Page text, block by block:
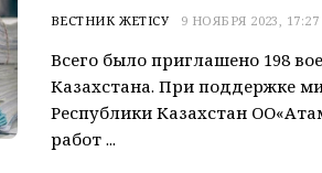
ВЕСТНИК ЖЕТІСУ 9 НОЯБРЯ 2023, 17:27
Всего было приглашено 198
Казахстана. При поддержке
Республики Казахстан
работ ...